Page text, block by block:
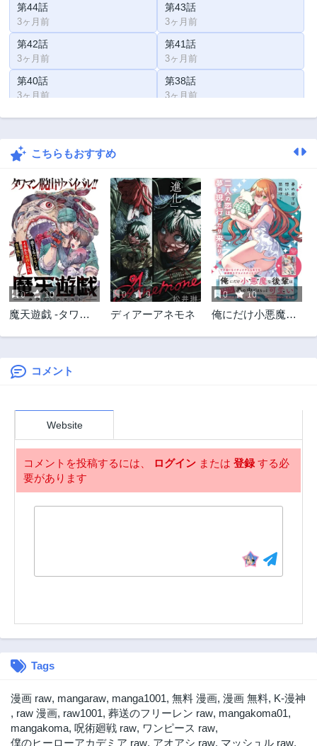
第44話
3ヶ月前
第43話
3ヶ月前
第42話
3ヶ月前
第41話
3ヶ月前
第40話
3ヶ月前
第38話
3ヶ月前
第37話 第36話
第35話
第33話
3ヶ月前
第32話
3ヶ月前
第31話
3ヶ月前
第30話
3ヶ月前
第29話
3ヶ月前
第28話
3ヶ月前
第27話
3ヶ月前
第26話
3ヶ月前
第25話 第24話
第23話
第22話
3ヶ月前
第20話
3ヶ月前
第19話
3ヶ月前
第18話
3ヶ月前 3ヶ月前
第9話
第7話
3ヶ月前
第6話
3ヶ月前
こちらもおすすめ
0 10
魔天遊戯 -タワマ
0 9
ディアーアネモネ
0 10
俺にだけ小悪魔な
はもっと可愛い
コメント
Website
コメントを投稿するには、 ログイン または 登録する必
要があります
Tags
漫画 raw, mangaraw, manga1001, 無料 漫画, 漫画 無料, K-漫神
, raw 漫画, raw1001, 葬送のフリーレン raw, mangakoma01,
mangakoma, 呪術廻戦 raw, ワンピース raw,
僕のヒーローアカデミア raw, アオアシ raw, マッシュル raw,